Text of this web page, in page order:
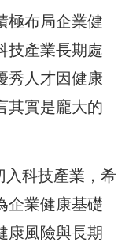
極布局企業健
技產業長期處
秀人才因健康
其實是龐大的
入科技產業，希
企業健康基礎
康風險與長期